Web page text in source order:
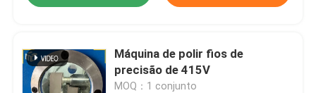
Máquina de polir fios de
precisão de 415V
MOQ：1 conjunto